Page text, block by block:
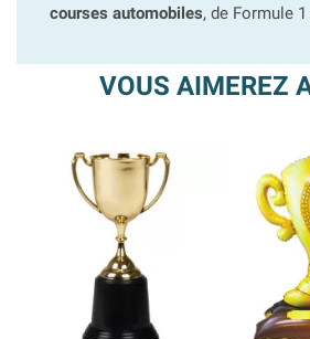
courses automobiles, de Formule
VOUS AIMEREZ